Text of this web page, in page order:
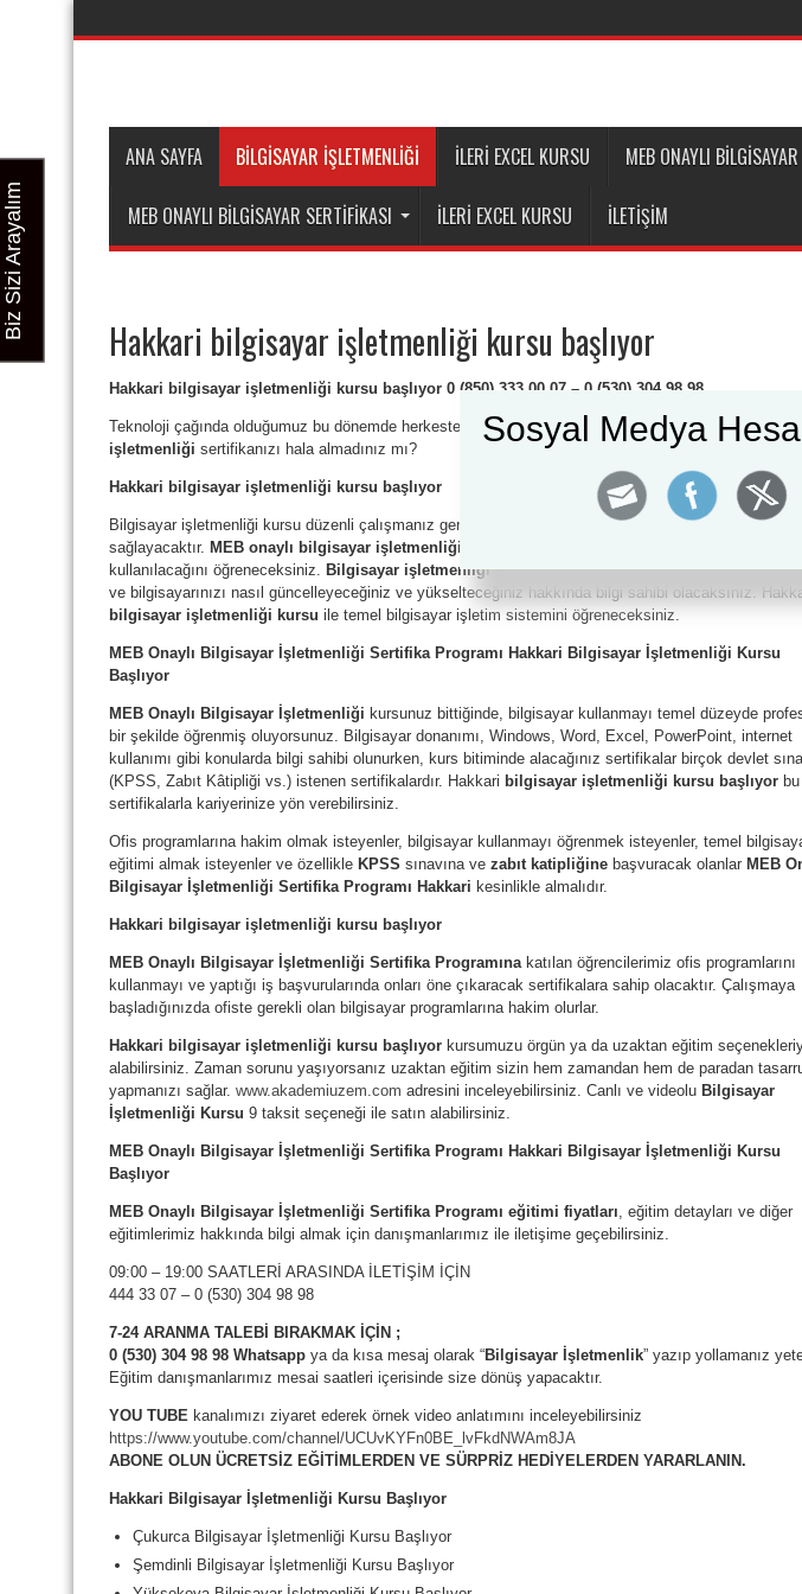
ANA SAYFA BİLGİSAYAR İŞLETMENLİĞİ İLERI EXCEL KURSU MEB ONAYLI
MEB ONAYLI BILGISAYAR SERTIFIKASI İLERI EXCEL KURSU İLETIŞIM
Hakkari bilgisayar işletmenliği kursu başlıyor
Hakkari bilgisayar işletmenliği kursu başlıyor 0 (850) 333 00 07 – 0 (530) 304 98 98
Teknoloji çağında olduğumuz bu dönemde herkeste bulunması gereken
MEB onaylı bilgisayar
işletmenliği sertifikanızı hala almadınız mı?
Hakkari bilgisayar işletmenliği kursu başlıyor
Bilgisayar işletmenliği kursu düzenli çalışmanız gereken kullanışlı bilgisayar özelliklerini öğrenmenizi
sağlayacaktır. MEB onaylı bilgisayar işletmenliği kursu
kullanılacağını öğreneceksiniz. Bilgisayar işletmenliği sertifika programı Hakkaribilgisayarın
ve bilgisayarınızı nasıl güncelleyeceğiniz ve yükselteceğiniz hakkında bilgi sahibi olacaksınız.
bilgisayar işletmenliği kursu ile temel bilgisayar işletim sistemini öğreneceksiniz.
MEB Onaylı Bilgisayar İşletmenliği Sertifika Programı Hakkari Bilgisayar İşletmenliği Kursu
Başlıyor
MEB Onaylı Bilgisayar İşletmenliği kursunuz bittiğinde, bilgisayar kullanmayı temel düzeyde
bir şekilde öğrenmiş oluyorsunuz. Bilgisayar donanımı, Windows, Word, Excel, PowerPoint, internet
kullanımı gibi konularda bilgi sahibi olunurken, kurs bitiminde alacağınız sertifikalar birçok devlet
(KPSS, Zabıt Kâtipliği vs.) istenen sertifikalardır. Hakkari bilgisayar işletmenliği kursu başlıyor bu
sertifikalarla kariyerinize yön verebilirsiniz.
Ofis programlarına hakim olmak isteyenler, bilgisayar kullanmayı öğrenmek isteyenler, temel
eğitimi almak isteyenler ve özellikle KPSS sınavına ve zabıt katipliğine başvuracak olanlar MEB
Bilgisayar İşletmenliği Sertifika Programı Hakkari kesinlikle almalıdır.
Hakkari bilgisayar işletmenliği kursu başlıyor
MEB Onaylı Bilgisayar İşletmenliği Sertifika Programına katılan öğrencilerimiz ofis programlarını
kullanmayı ve yaptığı iş başvurularında onları öne çıkaracak sertifikalara sahip olacaktır. Çalışmaya
başladığınızda ofiste gerekli olan bilgisayar programlarına hakim olurlar.
Hakkari bilgisayar işletmenliği kursu başlıyor kursumuzu örgün ya da uzaktan eğitim
alabilirsiniz. Zaman sorunu yaşıyorsanız uzaktan eğitim sizin hem zamandan hem de paradan
yapmanızı sağlar. www.akademiuzem.com adresini inceleyebilirsiniz. Canlı ve videolu Bilgisayar
İşletmenliği Kursu 9 taksit seçeneği ile satın alabilirsiniz.
MEB Onaylı Bilgisayar İşletmenliği Sertifika Programı Hakkari Bilgisayar İşletmenliği Kursu
Başlıyor
MEB Onaylı Bilgisayar İşletmenliği Sertifika Programı eğitimi fiyatları, eğitim detayları ve diğer
eğitimlerimiz hakkında bilgi almak için danışmanlarımız ile iletişime geçebilirsiniz.
09:00 – 19:00 SAATLERİ ARASINDA İLETİŞİM İÇİN
444 33 07 – 0 (530) 304 98 98
7-24 ARANMA TALEBİ BIRAKMAK İÇİN ;
0 (530) 304 98 98 Whatsapp ya da kısa mesaj olarak “Bilgisayar İşletmenlik” yazıp yollamanız
Eğitim danışmanlarımız mesai saatleri içerisinde size dönüş yapacaktır.
YOU TUBE kanalımızı ziyaret ederek örnek video anlatımını inceleyebilirsiniz
https://www.youtube.com/channel/UCUvKYFn0BE_lvFkdNWAm8JA
ABONE OLUN ÜCRETSİZ EĞİTİMLERDEN VE SÜRPRİZ HEDİYELERDEN YARARLANIN.
Hakkari Bilgisayar İşletmenliği Kursu Başlıyor
Çukurca Bilgisayar İşletmenliği Kursu Başlıyor
Şemdinli Bilgisayar İşletmenliği Kursu Başlıyor
Sosyal Medya
Biz Sizi Arayalım